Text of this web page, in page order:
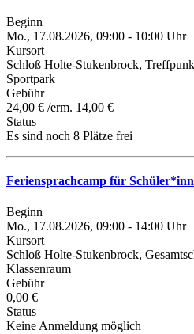
Beginn
Mo., 17.08.2026, 09:00 - 10:00 Uhr
Kursort
Schloß Holte-Stukenbrock,
Sportpark
Gebühr
24,00 € /erm. 14,00 €
Status
Es sind noch 8 Plätze frei
Feriensprachcamp für
Beginn
Mo., 17.08.2026, 09:00 - 14:00 Uhr
Kursort
Schloß Holte-Stukenbrock,
Klassenraum
Gebühr
0,00 €
Status
Keine Anmeldung möglich